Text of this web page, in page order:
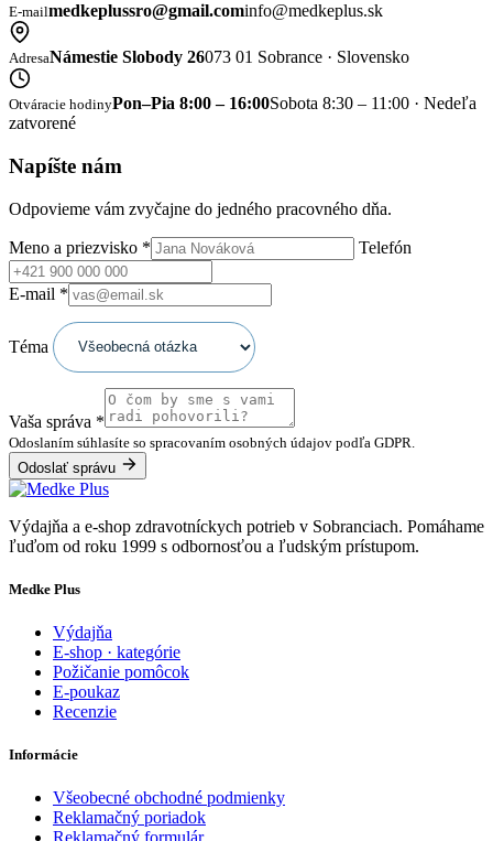
E-mailmedkeplussro@gmail.cominfo@medkeplus.sk
AdresaNámestie Slobody 26073 01 Sobrance · Slovensko
Otváracie hodinyPon–Pia 8:00 – 16:00Sobota 8:30 – 11:00 · Nedeľa
zatvorené
Napíšte nám
Odpovieme vám zvyčajne do jedného pracovného dňa.
Meno a priezvisko * Telefón
E-mail *
Téma
Vaša správa *
Odoslaním súhlasíte so spracovaním osobných údajov podľa GDPR.
Odoslať správu
Výdajňa a e-shop zdravotníckych potrieb v Sobranciach. Pomáhame
ľuďom od roku 1999 s odbornosťou a ľudským prístupom.
Medke Plus
Výdajňa
E-shop · kategórie
Požičanie pomôcok
E-poukaz
Recenzie
Informácie
Všeobecné obchodné podmienky
Reklamačný poriadok